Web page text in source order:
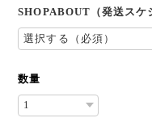
SHOPABOUT（発送スケ
数量